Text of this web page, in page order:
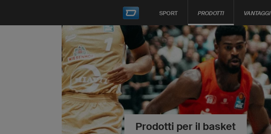
SPORT PRODOTTI VANTAGGI
Prodotti per il basket